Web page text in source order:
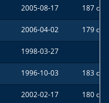
2005-08-17 187 cm
2006-04-02 179 cm
1998-03-27
1996-10-03 183 cm
2002-02-17 180 cm